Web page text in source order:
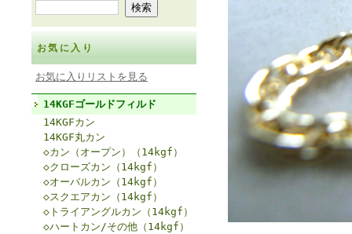
お気に入り
お気に入りリストを見る
14KGFゴールドフィルド
14KGFカン
14KGF丸カン
◇カン（オープン）（14kgf）
◇クローズカン（14kgf）
◇オーバルカン（14kgf）
◇スクエアカン（14kgf）
◇トライアングルカン（14kgf）
◇ハートカン/その他（14kgf）